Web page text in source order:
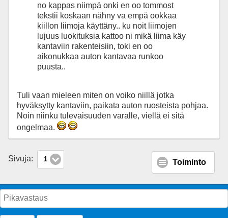
no kappas niimpä onki en oo tommost
tekstii koskaan nähny va empä ookkaa
kiillon liimoja käyttäny.. ku noit liimojen
lujuus luokituksia kattoo ni mikä liima käy
kantaviin rakenteisiin, toki en oo
aikonukkaa auton kantavaa runkoo
puusta..
Tuli vaan mieleen miten on voiko niillä jotka
hyväksytty kantaviin, paikata auton ruosteista pohjaa.
Noin niinku tulevaisuuden varalle, viellä ei sitä
ongelmaa.
Sivuja: 1 Toiminto